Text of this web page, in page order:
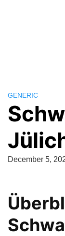
GENERIC
December 5,